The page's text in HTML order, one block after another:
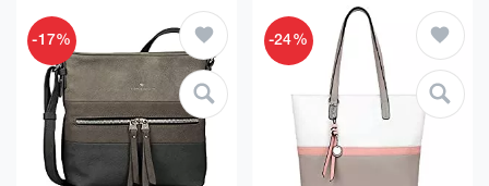
-17% -24%